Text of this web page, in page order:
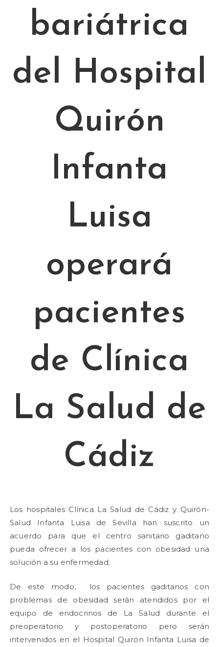
bariátrica
del Hospital
Quirón
Infanta
Luisa
operará
pacientes
de Clínica
La Salud de
Cádiz
Los hospitales Clínica La Salud de Cádiz y Quirón-
Salud Infanta Luisa de Sevilla han suscrito un
acuerdo para que el centro sanitario gaditano
pueda ofrecer a los pacientes con obesidad una
solución a su enfermedad.
De este modo, los pacientes gaditanos con
problemas de obesidad serán atendidos por el
equipo de endocrinos de La Salud durante el
preoperatorio y postoperatorio pero serán
intervenidos en el Hospital Quirón Infanta Luisa de